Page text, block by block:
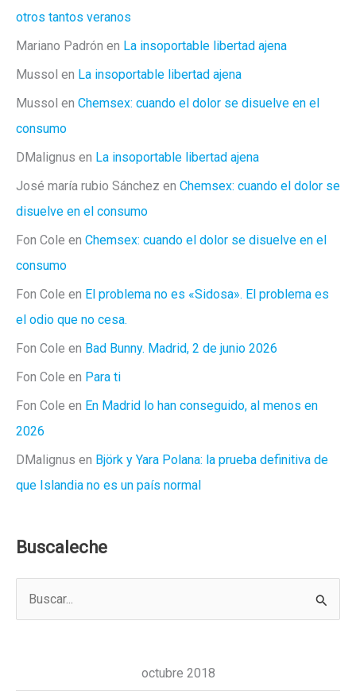
otros tantos veranos
Mariano Padrón en La insoportable libertad ajena
Mussol en La insoportable libertad ajena
Mussol en Chemsex: cuando el dolor se disuelve en el
consumo
DMalignus en La insoportable libertad ajena
José maría rubio Sánchez en Chemsex: cuando el dolor se
disuelve en el consumo
Fon Cole en Chemsex: cuando el dolor se disuelve en el
consumo
Fon Cole en El problema no es «Sidosa». El problema es
el odio que no cesa.
Fon Cole en Bad Bunny. Madrid, 2 de junio 2026
Fon Cole en Para ti
Fon Cole en En Madrid lo han conseguido, al menos en
2026
DMalignus en Björk y Yara Polana: la prueba definitiva de
que Islandia no es un país normal
Buscaleche
octubre 2018